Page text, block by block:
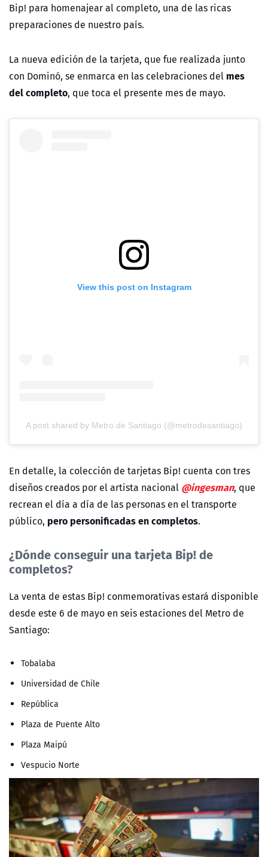
Bip! para homenajear al completo, una de las ricas
preparaciones de nuestro país.
La nueva edición de la tarjeta, que fue realizada junto
con Dominó, se enmarca en las celebraciones del mes
del completo, que toca el presente mes de mayo.
View this post on Instagram
A post shared by Metro de Santiago (@metrodesantiago)
En detalle, la colección de tarjetas Bip! cuenta con tres
diseños creados por el artista nacional @ingesman, que
recrean el día a día de las personas en el transporte
público, pero personificadas en completos.
¿Dónde conseguir una tarjeta Bip! de
completos?
La venta de estas Bip! conmemorativas estará disponible
desde este 6 de mayo en seis estaciones del Metro de
Santiago:
Tobalaba
Universidad de Chile
República
Plaza de Puente Alto
Plaza Maipú
Vespucio Norte